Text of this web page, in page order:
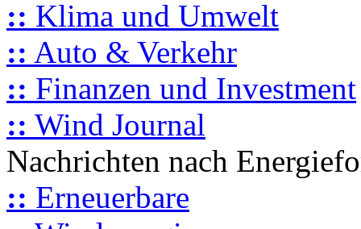
:: Klima und Umwelt
:: Auto & Verkehr
:: Finanzen und Investment
:: Wind Journal
Nachrichten nach
:: Erneuerbare